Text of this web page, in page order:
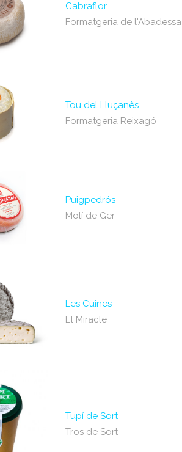
Cabraflor
Formatgeria de l'Abadessa
Tou del Lluçanès
Formatgeria Reixagó
Puigpedrós
Molí de Ger
Les Cuines
El Miracle
Tupí de Sort
Tros de Sort